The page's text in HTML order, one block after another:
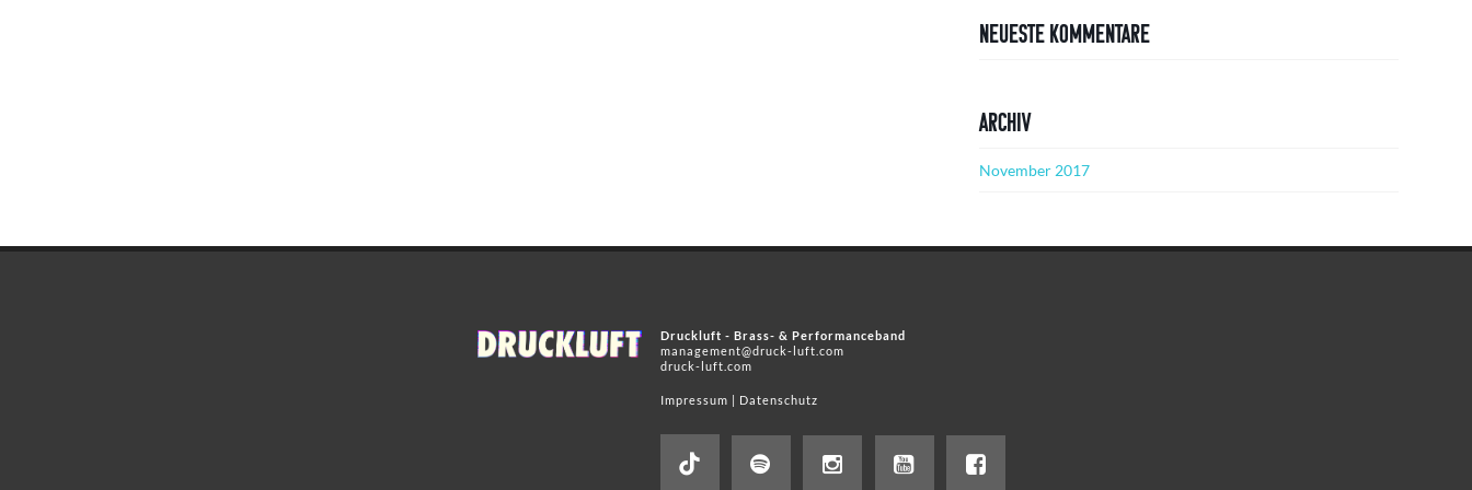
Neueste Kommentare
Archiv
November 2017
Druckluft - Brass- & Performanceband
management@druck-luft.com
druck-luft.com
Impressum | Datenschutz